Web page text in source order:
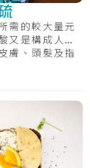
需的較大量元
又是構成人體
膚、頭髮及指